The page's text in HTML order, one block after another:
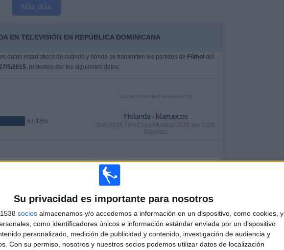
Su privacidad es importante para nosotros
socios almacenamos y/o accedemos a información en un dispositivo, como cookies, y
como identificadores únicos e información estándar enviada por un dispositivo
personalizado, medición de publicidad y contenido, investigación de audiencia y
Con su permiso, nosotros y nuestros socios podemos utilizar datos de localización
Más días
EN TELEVISIÓN EN REPÚBLICA DOMINICANA
datos estadísticos de cuándo y dónde se transmiten los partidos de Fútbol del
5/2015, podemos dar los siguientes datos:
67.15%
ÚLTIMO PARTIDO EN ABIERTO
Holanda - Marruecos
29/6/2026 FIFA Copa Mundial 2026 por CDN
Deportes
GRATUÍTO
PARTIDOS
DE PAGO